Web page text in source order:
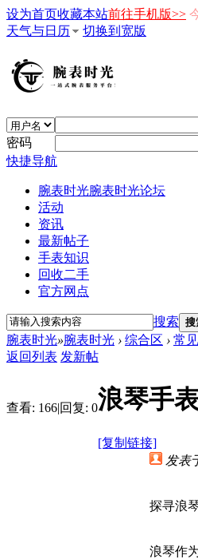
设为首页收藏本站前往手机版>>
天气与日历
切换到宽版
密码
快捷导航
腕表时光腕表时光论坛
活动
资讯
最新帖子
手表知识
回收二手
官方网点
搜索 搜
腕表时光»腕表时光 › 综合区 › 常
返回列表 发新帖
查看: 166|回复: 0浪琴手
[复制链接]
发表
探寻浪
浪琴作